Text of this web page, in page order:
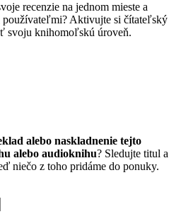
recenzie na jednom mieste a
používateľmi? Aktivujte si čítateľský
svoju knihomoľskú úroveň.
alebo naskladnenie tejto
alebo audioknihu? Sledujte titul a
niečo z toho pridáme do ponuky.